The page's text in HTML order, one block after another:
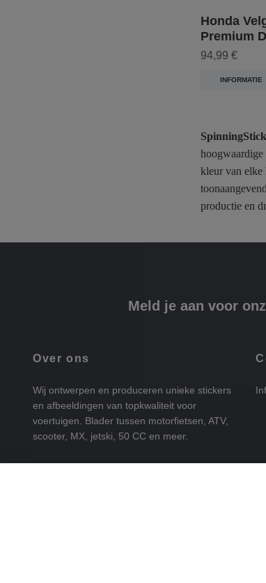
Honda
Premium
94,99 €
INFORMATIE
hoogwaardige
kleur van elke
productie en
Meld je aan voor
Over ons
Wij ontwerpen en produceren unieke stickers
en afbeeldingen van topkwaliteit voor
voertuigen. Blader tussen motorfietsen, ATV,
scooter, MX, jetski, 50 CC en meer.